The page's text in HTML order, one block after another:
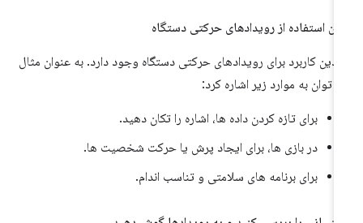
استفاده از رویدادهای حرکتی دستگاه
کاربرد برای رویدادهای حرکتی دستگاه وجود دارد. به عنوان مثال
توان به موارد زیر اشاره کرد:
برای تازه کردن داده ها، اشاره را تکان دهید.
در بازی ها، برای ایجاد پرش یا حرکت شخصیت ها.
برای برنامه های سلامتی و تناسب اندام.